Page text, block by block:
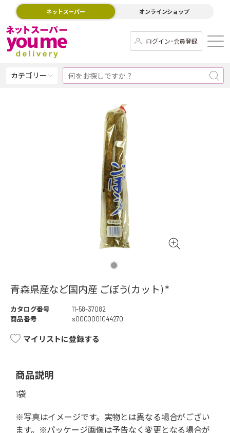
ネットスーパー オンラインショップ
ログイン･会員登録
カテゴリー
青森県産など国内産 ごぼう(カット) *
カタログ番号
11-58-37082
商品番号
s0000001044270
マイリストに登録する
商品説明
1袋
※写真はイメージです。実物とは異なる場合がござい
ます。※パッケージ画像は予告なく変更となる場合が